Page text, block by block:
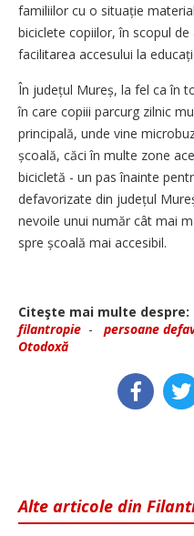
familiilor cu o situație
biciclete copiilor, în scopul
facilitarea accesului la
În județul Mureș, la fel ca în
în care copiii parcurg zilnic
principală, unde vine
școală, căci în multe zone
bicicletă - un pas înainte
defavorizate din județul
nevoile unui număr cât mai
spre școală mai accesibil.
Citeşte mai multe despre:
filantropie - persoane
Otodoxă
Alte articole din